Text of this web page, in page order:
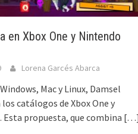
en Xbox One y Nintendo
Lorena Garcés Abarca
Mac y Linux, Damsel
los catálogos de Xbox One y
propuesta, que combina